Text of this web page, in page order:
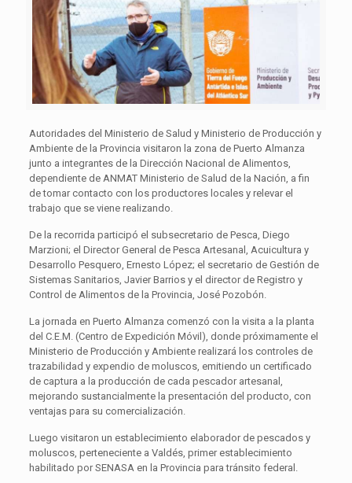
Autoridades del Ministerio de Salud y Ministerio de Producción y
Ambiente de la Provincia visitaron la zona de Puerto Almanza
junto a integrantes de la Dirección Nacional de Alimentos,
dependiente de ANMAT Ministerio de Salud de la Nación, a fin
de tomar contacto con los productores locales y relevar el
trabajo que se viene realizando.
De la recorrida participó el subsecretario de Pesca, Diego
Marzioni; el Director General de Pesca Artesanal, Acuicultura y
Desarrollo Pesquero, Ernesto López; el secretario de Gestión de
Sistemas Sanitarios, Javier Barrios y el director de Registro y
Control de Alimentos de la Provincia, José Pozobón.
La jornada en Puerto Almanza comenzó con la visita a la planta
del C.E.M. (Centro de Expedición Móvil), donde próximamente el
Ministerio de Producción y Ambiente realizará los controles de
trazabilidad y expendio de moluscos, emitiendo un certificado
de captura a la producción de cada pescador artesanal,
mejorando sustancialmente la presentación del producto, con
ventajas para su comercialización.
Luego visitaron un establecimiento elaborador de pescados y
moluscos, perteneciente a Valdés, primer establecimiento
habilitado por SENASA en la Provincia para tránsito federal.